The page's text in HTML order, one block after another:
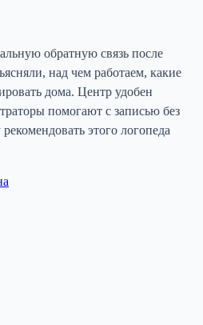
обратную связь после
над чем работаем, какие
дома. Центр удобен
помогают с записью без
этого логопеда